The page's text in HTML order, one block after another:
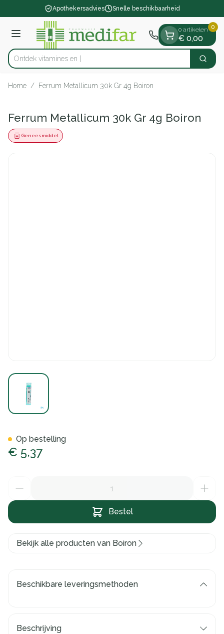
Ga naar de inhoudApothekersadvies Snelle beschikbaarheid
Menu
Product, merk, categorie...
Ontdek vitami Zoek
0 artikelen
€ 0,00
0
Home / Ferrum Metallicum 30k Gr 4g Boiron
Ferrum Metallicum 30k Gr 4g Boiron
Geneesmiddel
View larger image
€ 5,37
Bestel
Op bestelling
Bekijk alle producten van Boiron
Beschikbare leveringsmethoden
Beschrijving